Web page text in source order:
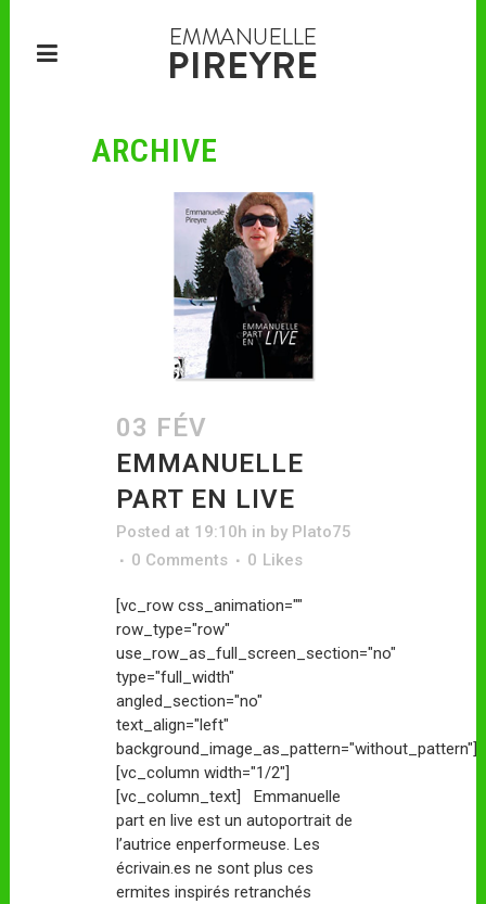
ARCHIVE
03 FÉV
EMMANUELLE
PART EN LIVE
Posted at 19:10h in by Plato75
0 Comments
0 Likes
[vc_row css_animation=""
row_type="row"
use_row_as_full_screen_section="no"
type="full_width"
angled_section="no"
text_align="left"
background_image_as_pattern="without_pattern"]
[vc_column width="1/2"]
[vc_column_text] Emmanuelle
part en live est un autoportrait de
l’autrice enperformeuse. Les
écrivain.es ne sont plus ces
ermites inspirés retranchés